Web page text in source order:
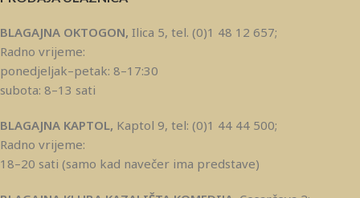
BLAGAJNA OKTOGON, Ilica 5, tel. (0)1 48 12 657;
Radno vrijeme:
ponedjeljak–petak: 8–17:30
subota: 8–13 sati
BLAGAJNA KAPTOL, Kaptol 9, tel: (0)1 44 44 500;
Radno vrijeme:
18–20 sati (samo kad navečer ima predstave)